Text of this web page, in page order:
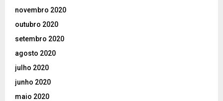
novembro 2020
outubro 2020
setembro 2020
agosto 2020
julho 2020
junho 2020
maio 2020